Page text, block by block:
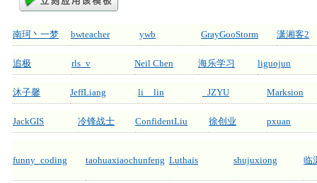
南珂丶一梦 bwteacher ywb GrayGooStorm 潇湘客2
追极 rls_v Neil Chen 海乐学习 liguojun
沐子馨 JeffLiang li__lin _JZYU Marksion
JackGIS 冷锋战士 ConfidentLiu 徐创业 pxuan
funny_coding taohuaxiaochunfeng Luthais shujuxiong 临